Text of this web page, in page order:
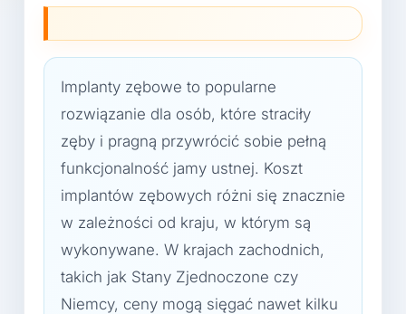
Implanty zębowe to popularne
rozwiązanie dla osób, które straciły
zęby i pragną przywrócić sobie pełną
funkcjonalność jamy ustnej. Koszt
implantów zębowych różni się znacznie
w zależności od kraju, w którym są
wykonywane. W krajach zachodnich,
takich jak Stany Zjednoczone czy
Niemcy, ceny mogą sięgać nawet kilku